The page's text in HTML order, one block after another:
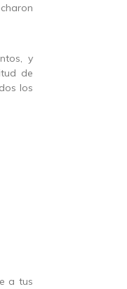
y
de
los
a tus